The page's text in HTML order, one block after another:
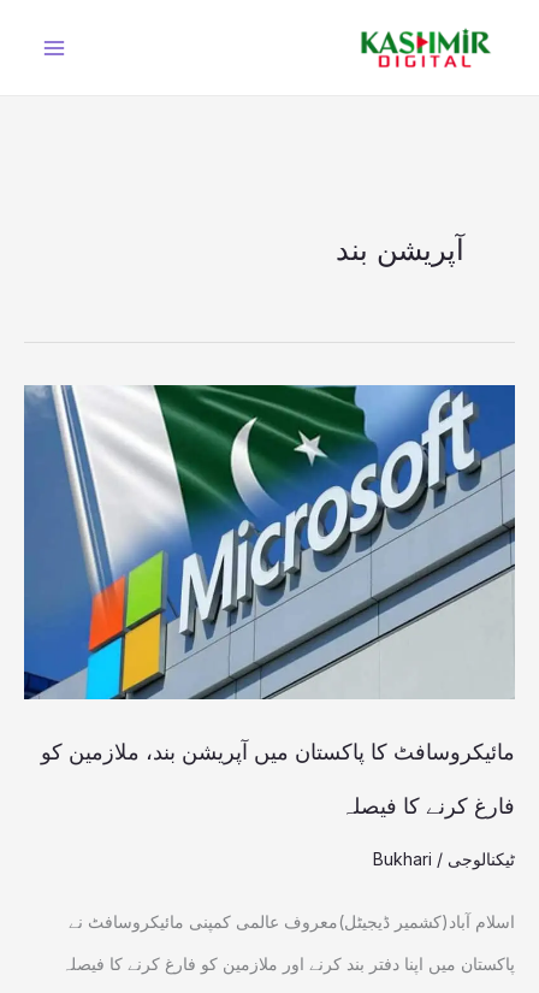
آپریشن بند
مائیکروسافٹ کا پاکستان میں آپریشن بند، ملازمین کو
فارغ کرنے کا فیصلہ
ٹیکنالوجی /
Bukhari
اسلام آباد(کشمیر ڈیجیٹل)معروف عالمی کمپنی مائیکروسافٹ نے
پاکستان میں اپنا دفتر بند کرنے اور ملازمین کو فارغ کرنے کا فیصلہ
مائیکروسافٹ
کا
پاکستان
میں
آپریشن
کو
فارغ
فیصلہ